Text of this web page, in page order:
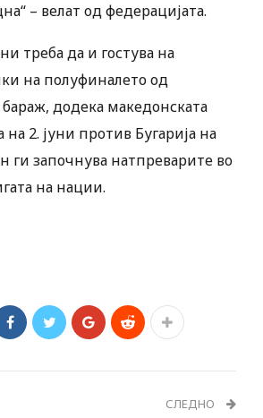
– велат од федерацијата.
треба да и гостува на
на полуфиналето од
додека македонската
на 2. јуни против Бугарија на
ги започнува натпреварите во
на нации.
СЛЕДНО